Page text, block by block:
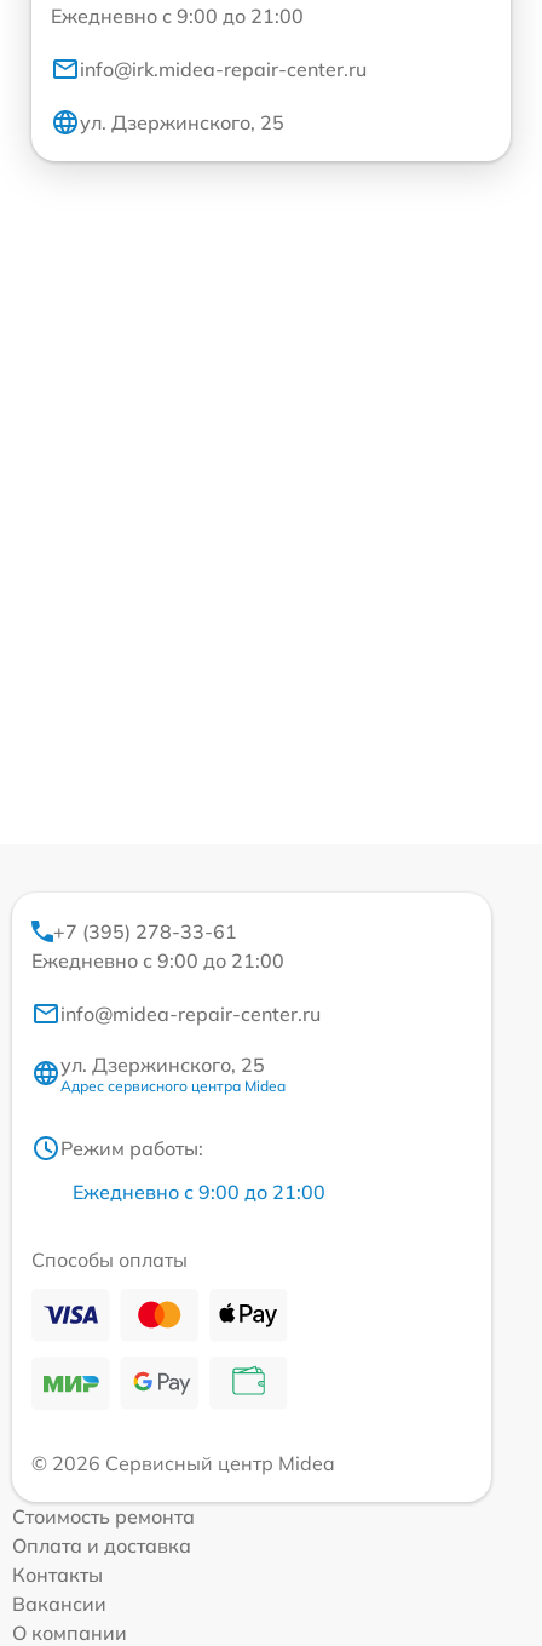
Ежедневно с 9:00 до 21:00
info@irk.midea-repair-center.ru
ул. Дзержинского, 25
+7 (395) 278-33-61
Ежедневно с 9:00 до 21:00
info@midea-repair-center.ru
ул. Дзержинского, 25
Адрес сервисного центра Midea
Режим работы:
Ежедневно с 9:00 до 21:00
Способы оплаты
© 2026 Сервисный центр Midea
Стоимость ремонта
Оплата и доставка
Контакты
Вакансии
О компании